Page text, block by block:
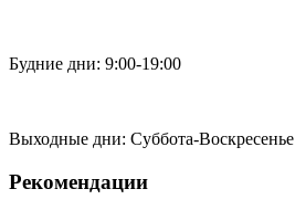
Будние дни: 9:00-19:00
Выходные дни: Суббота-Воскресенье
Рекомендации